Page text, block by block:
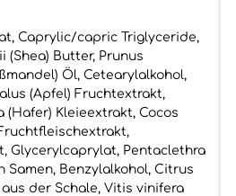
Caprylic/capric Triglyceride,
(Shea) Butter, Prunus
Öl, Cetearylalkohol,
(Apfel) Fruchtextrakt,
(Hafer) Kleieextrakt, Cocos
Glycerylcaprylat, Pentaclethra
Samen, Benzylalkohol, Citrus
der Schale, Vitis vinifera